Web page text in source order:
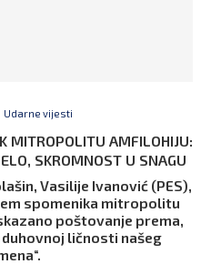
Udarne vijesti
MITROPOLITU AMFILOHIJU:
SKROMNOST U SNAGU
Vasilije Ivanović (PES),
spomenika mitropolitu
poštovanje prema,
duhovnoj ličnosti našeg